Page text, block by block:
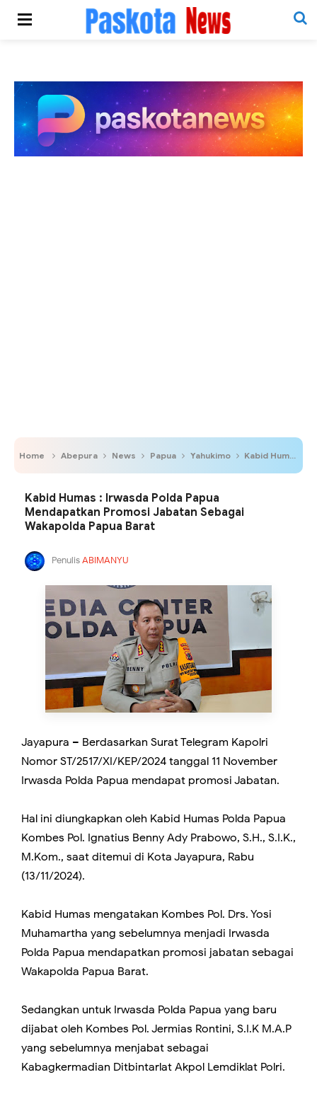
Home Abepura News Papua Yahukimo Kabid Humas : Irwasda Polda Papua Mendapatkan Promosi Jabatan Sebagai Wakapolda Papua Barat
Kabid Humas : Irwasda Polda Papua
Mendapatkan Promosi Jabatan Sebagai
Wakapolda Papua Barat
PenulisABIMANYU
Jayapura – Berdasarkan Surat Telegram Kapolri
Nomor ST/2517/XI/KEP/2024 tanggal 11 November
Irwasda Polda Papua mendapat promosi Jabatan.
Hal ini diungkapkan oleh Kabid Humas Polda Papua
Kombes Pol. Ignatius Benny Ady Prabowo, S.H., S.I.K.,
M.Kom., saat ditemui di Kota Jayapura, Rabu
(13/11/2024).
Kabid Humas mengatakan Kombes Pol. Drs. Yosi
Muhamartha yang sebelumnya menjadi Irwasda
Polda Papua mendapatkan promosi jabatan sebagai
Wakapolda Papua Barat.
Sedangkan untuk Irwasda Polda Papua yang baru
dijabat oleh Kombes Pol. Jermias Rontini, S.I.K M.A.P
yang sebelumnya menjabat sebagai
Kabagkermadian Ditbintarlat Akpol Lemdiklat Polri.